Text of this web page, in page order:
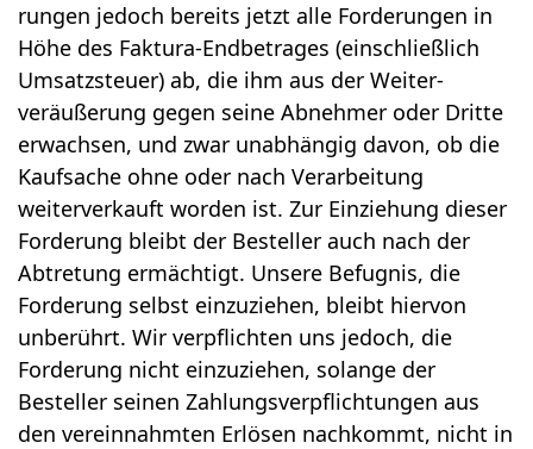
rungen jedoch bereits jetzt alle Forderungen in
Höhe des Faktura-Endbetrages (einschließlich
Umsatzsteuer) ab, die ihm aus der Weiter-
veräußerung gegen seine Abnehmer oder Dritte
erwachsen, und zwar unabhängig davon, ob die
Kaufsache ohne oder nach Verarbeitung
weiterverkauft worden ist. Zur Einziehung dieser
Forderung bleibt der Besteller auch nach der
Abtretung ermächtigt. Unsere Befugnis, die
Forderung selbst einzuziehen, bleibt hiervon
unberührt. Wir verpflichten uns jedoch, die
Forderung nicht einzuziehen, solange der
Besteller seinen Zahlungsverpflichtungen aus
den vereinnahmten Erlösen nachkommt, nicht in